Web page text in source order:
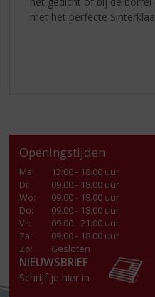
met het perfecte
Openingstijden
Ma:
13:00 - 18.00 uur
Di:
09.00 - 18.00 uur
Wo:
09.00 - 18.00 uur
Do:
09.00 - 18.00 uur
Vr:
09.00 - 21.00 uur
Za:
09.00 - 18.00 uur
Zo:
Gesloten
NIEUWSBRIEF
Schrijf je hier in